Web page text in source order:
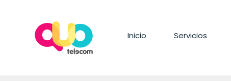
contenido
Inicio Servicios